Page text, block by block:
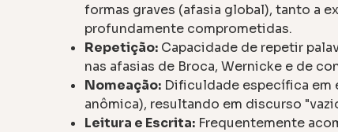
formas graves (afasia global), tanto a
profundamente comprometidas.
Repetição: Capacidade de repetir
nas afasias de Broca, Wernicke e de
Nomeação: Dificuldade específica em
anômica), resultando em discurso
Leitura e Escrita: Frequentemente